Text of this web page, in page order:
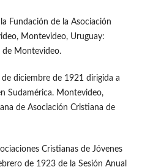
Fundación de la Asociación
Montevideo, Uruguay:
de Montevideo.
diciembre de 1921 dirigida a
Sudamérica. Montevideo,
de Asociación Cristiana de
Cristianas de Jóvenes
de 1923 de la Sesión Anual